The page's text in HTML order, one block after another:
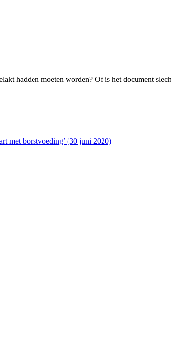
hadden moeten worden? Of is het document
met borstvoeding’ (30 juni 2020)